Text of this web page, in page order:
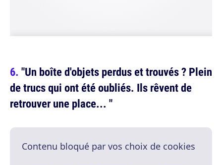
"Un boîte d'objets perdus et trouvés ? Plein
de trucs qui ont été oubliés. Ils rêvent de
retrouver une place... "
Contenu bloqué par vos choix de cookies